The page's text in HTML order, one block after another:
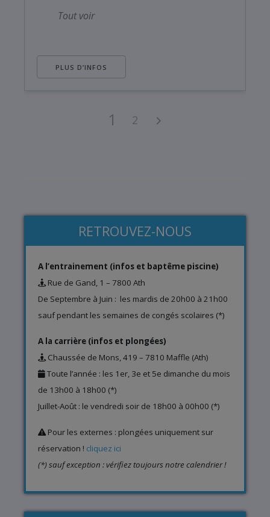
Tout voir
PLUS D’INFOS
1 2
RETROUVEZ-NOUS
A l’entrainement (infos et baptême piscine)
Rue de Gand, 1 – 7800 Ath
De Septembre à Juin : les mardis de 20h00 à 21h00
sauf pendant les semaines de congés scolaires (*)
A la carrière (infos et plongées)
Chaussée de Mons, 419 – 7810 Maffle (Ath)
Toute l’année : les 1er, 3e et 5e dimanche du mois
de 13h00 à 18h00 (*)
Juillet-Août : le vendredi soir de 18h00 à 00h00 (*)
Pour les externes : plongées uniquement sur
réservation ! cliquez ici
(*) sauf exception : vérifiez toujours notre calendrier !